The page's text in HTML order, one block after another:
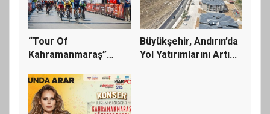
“Tour Of
Kahramanmaraş”
Büyükşehir, Andırın’da
Yol Yatırımlarını Artı...